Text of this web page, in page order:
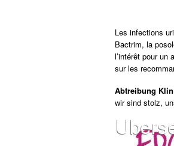
Les infections
Bactrim, la
l’intérêt pour un
sur les
Abtreibung
wir sind stolz,